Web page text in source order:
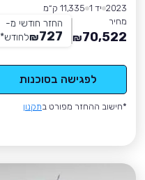
2023 יד 1
11,335 ק״מ
מחיר
70,522
₪
החזר חודשי מ-
727
₪לחודש*
לפגישה בסוכנות
*חישוב ההחזר מפורט בתקנון